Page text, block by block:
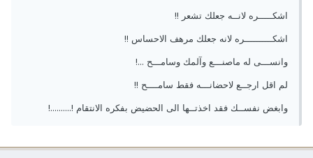
اشكـــــره لانــه جعلك تشعر !!
اشكــــــــــره لانه جعلك مرهف الاحساس !!
وانســـى له ماصنـــع وآلمك وسامـــح ...!
لم اقل ارجــع لاحضانـــه فقط سامــــح !!
وابغض نفســك فقد اخذتــها الى الحضيض بفكره الانتقام !..........!